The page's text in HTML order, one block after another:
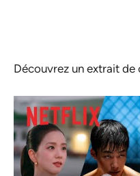
Découvrez un extrait de